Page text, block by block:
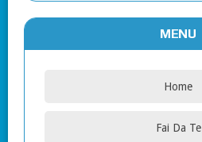
MENU
Home
Fai Da Te